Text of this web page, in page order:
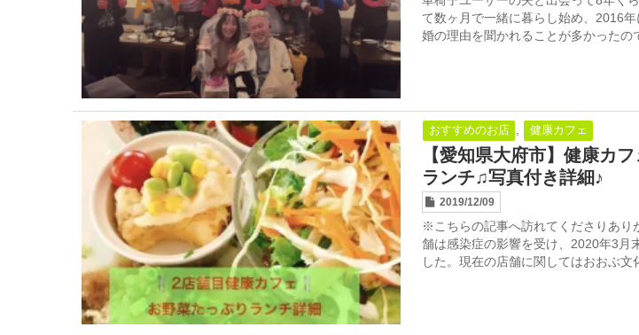
て数ヶ月で一緒に暮らし始め、2016
婚の理由を聞かれることが多かったの
おすすめのお店 , 健康カフェ
【愛知県大府市】健康カ
ランチ♫写真付き詳細♪
2019/12/09
※こちらの記事へ訪れてくださりあり
舗は感染症の影響を受け、2020年3月
した。現在の店舗に関してはおおぶ文